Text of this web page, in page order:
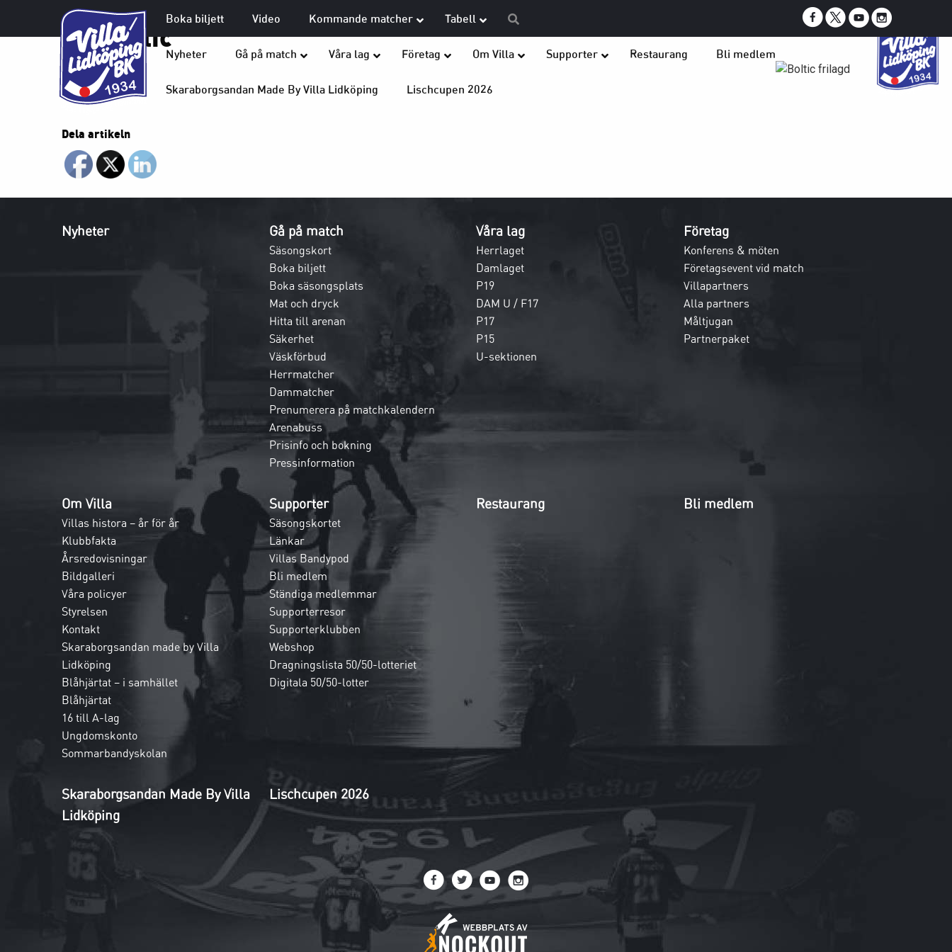
Boka biljett Video Kommande matcher Tabell
Nyheter Gå på match Våra lag Företag Om Villa Supporter Restaurang Bli medlem
Skaraborgsandan Made By Villa Lidköping Lischcupen 2026
IF Boltic
Dela artikeln
Nyheter Gå på match
Säsongskort
Boka biljett
Boka säsongsplats
Mat och dryck
Hitta till arenan
Säkerhet
Väskförbud
Herrmatcher
Dammatcher
Prenumerera på matchkalendern
Arenabuss
Prisinfo och bokning
Pressinformation
Våra lag
Herrlaget
Damlaget
P19
DAM U / F17
P17
P15
U-sektionen
Företag
Konferens & möten
Företagsevent vid match
Villapartners
Alla partners
Måltjugan
Partnerpaket
Om Villa
Villas histora – år för år
Klubbfakta
Årsredovisningar
Bildgalleri
Våra policyer
Styrelsen
Kontakt
Skaraborgsandan made by Villa
Lidköping
Blåhjärtat – i samhället
Blåhjärtat
16 till A-lag
Ungdomskonto
Sommarbandyskolan
Supporter
Säsongskortet
Länkar
Villas Bandypod
Bli medlem
Ständiga medlemmar
Supporterresor
Supporterklubben
Webshop
Dragningslista 50/50-lotteriet
Digitala 50/50-lotter
Restaurang Bli medlem
Skaraborgsandan Made By Villa
Lidköping
Lischcupen 2026